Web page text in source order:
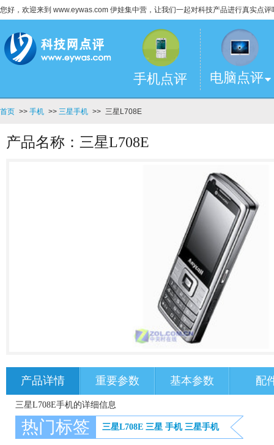
您好，欢迎来到 www.eywas.com 伊娃集中营，让我们一起对科技产品进行真实点评
手机点评 电脑点评
首页 >> 手机 >> 三星手机 >> 三星L708E
产品名称：三星L708E
产品详情 重要参数 基本参数 配
三星L708E手机的详细信息
热门标签 三星L708E 三星 手机 三星手机